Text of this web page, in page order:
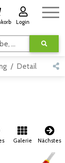
Login
Suchen nach Kategorie, Name, Stichwort, Farbe, usw.
Detail
Galerie Nächstes